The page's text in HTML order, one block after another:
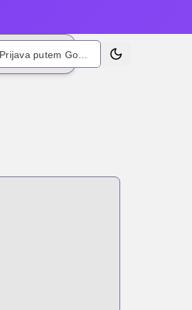
Prebaci temu